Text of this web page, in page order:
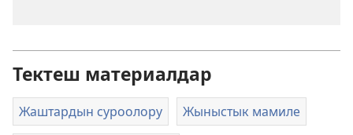
Тектеш материалдар
Жаштардын суроолору Жыныстык мамиле